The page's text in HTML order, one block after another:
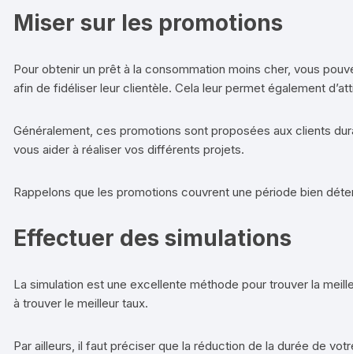
Miser sur les promotions
Pour obtenir un prêt à la consommation moins cher, vous
afin de fidéliser leur clientèle. Cela leur permet également
Généralement, ces promotions sont proposées aux clients
vous aider à réaliser vos différents projets.
Rappelons que les promotions couvrent une période bien
Effectuer des simulations
La simulation est une excellente méthode pour trouver la
à trouver le meilleur taux.
Par ailleurs, il faut préciser que la réduction de la durée de